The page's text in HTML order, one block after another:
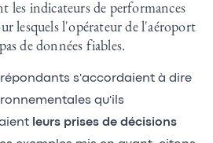
les indicateurs de performances
lesquels l'opérateur de l'aéroport
de données fiables.
s'accordaient à dire
qu'ils
leurs prises de décisions